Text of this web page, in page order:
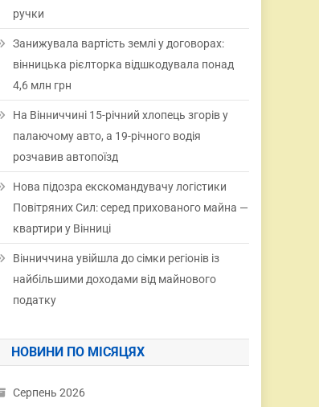
ручки
Занижувала вартість землі у договорах:
вінницька рієлторка відшкодувала понад
4,6 млн грн
На Вінниччині 15-річний хлопець згорів у
палаючому авто, а 19-річного водія
розчавив автопоїзд
Нова підозра екскомандувачу логістики
Повітряних Сил: серед прихованого майна —
квартири у Вінниці
Вінниччина увійшла до сімки регіонів із
найбільшими доходами від майнового
податку
НОВИНИ ПО МІСЯЦЯХ
Серпень 2026